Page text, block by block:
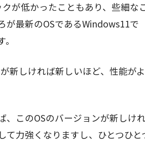
が低かったこともあり、些細な
が最新のOSであるWindows11で
新しければ新しいほど、性能がよ
、このOSのバージョンが新しけれ
力強くなりますし、ひとつひと